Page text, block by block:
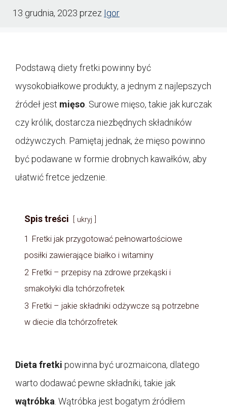
13 grudnia, 2023 przez Igor
Podstawą diety fretki powinny być
wysokobiałkowe produkty, a jednym z najlepszych
źródeł jest mięso . Surowe mięso, takie jak kurczak
czy królik, dostarcza niezbędnych składników
odżywczych. Pamiętaj jednak, że mięso powinno
być podawane w formie drobnych kawałków, aby
ułatwić fretce jedzenie.
Spis treści ukryj
1 Fretki jak przygotować pełnowartościowe
posiłki zawierające białko i witaminy
2 Fretki – przepisy na zdrowe przekąski i
smakołyki dla tchórzofretek
3 Fretki – jakie składniki odżywcze są potrzebne
w diecie dla tchórzofretek
Dieta fretki powinna być urozmaicona, dlatego
warto dodawać pewne składniki, takie jak
wątróbka . Wątróbka jest bogatym źródłem